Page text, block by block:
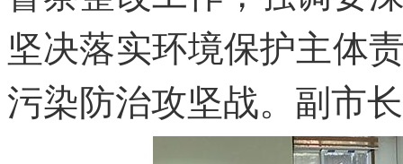
坚决落实环境保护主体
污染防治攻坚战。副市